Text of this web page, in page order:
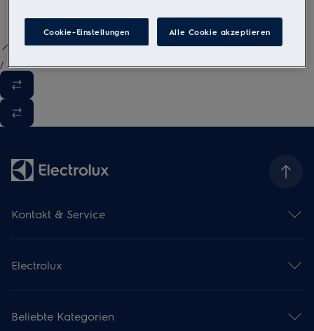
/ 3
Kontakt & Service
Serviceübersicht
Reparaturservice
Garantieverlängerung
Pflegeservice
Electrolux
Kataloge & Broschüren
Über uns
Beliebte Kategorien
Cookie-Einstellungen Alle Cookie akzeptieren